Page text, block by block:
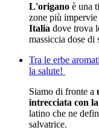
L'origano è una
zone più
Italia dove trova
massiccia dose di
Tra le erbe
la salute!
Siamo di fronte a
intrecciata con
latino che ne
salvatrice.